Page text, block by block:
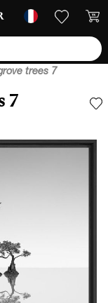
trees 7
7